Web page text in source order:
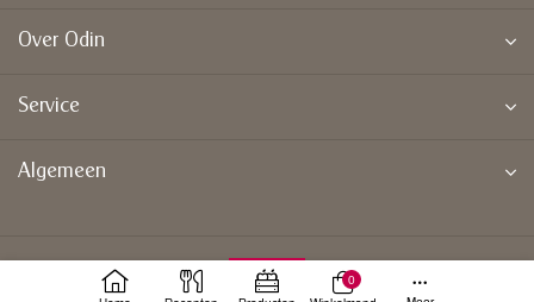
Over Odin
Service
Algemeen
0